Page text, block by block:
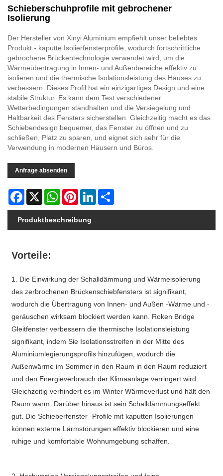
Schieberschuhprofile mit gebrochener
Isolierung
Der Hersteller von Xinyi Aluminium empfiehlt unser beliebtes
Produkt - kaputte Isolierfensterprofile, wodurch fortschrittliche
gebrochene Brückentechnologie verwendet wird, um die
Wärmeübertragung in Innen- und Außenbereiche effektiv zu
isolieren und die thermische Isolationsleistung des Hauses zu
verbessern. Dieses Profil hat ein einzigartiges Design und eine
stabile Struktur. Es kann dem Test verschiedener
Wetterbedingungen standhalten und die Versiegelung und
Haltbarkeit des Fensters sicherstellen. Gleichzeitig macht es das
Schiebendesign bequemer, das Fenster zu öffnen und zu
schließen, Platz zu sparen, und eignet sich sehr für die
Verwendung in modernen Häusern und Büros.
Anfrage absenden
Facebook
X WhatsAppPinterestLinkedIn
Produktbeschreibung
Vorteile:
1. Die Einwirkung der Schalldämmung und Wärmeisolierung
des zerbrochenen Brückenschiebfensters ist signifikant,
wodurch die Übertragung von Innen- und Außen -Wärme und -
geräuschen wirksam blockiert werden kann. ‌Roken Bridge
Gleitfenster verbessern die thermische Isolationsleistung
signifikant, indem Sie Isolationsstreifen in der Mitte des
Aluminiumlegierungsprofils hinzufügen, wodurch die
Außenwärme im Sommer in den Raum in den Raum reduziert
und den Energieverbrauch der Klimaanlage verringert wird.
Gleichzeitig verhindert es im Winter Wärmeverlust und hält den
Raum warm. Darüber hinaus ist sein Schalldämmungseffekt
gut. Die Schieberfenster -Profile mit kaputten Isolierungen
können externe Lärmstörungen effektiv blockieren und eine
ruhige und komfortable Wohnumgebung schaffen.